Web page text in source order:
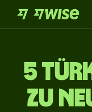
5
zu